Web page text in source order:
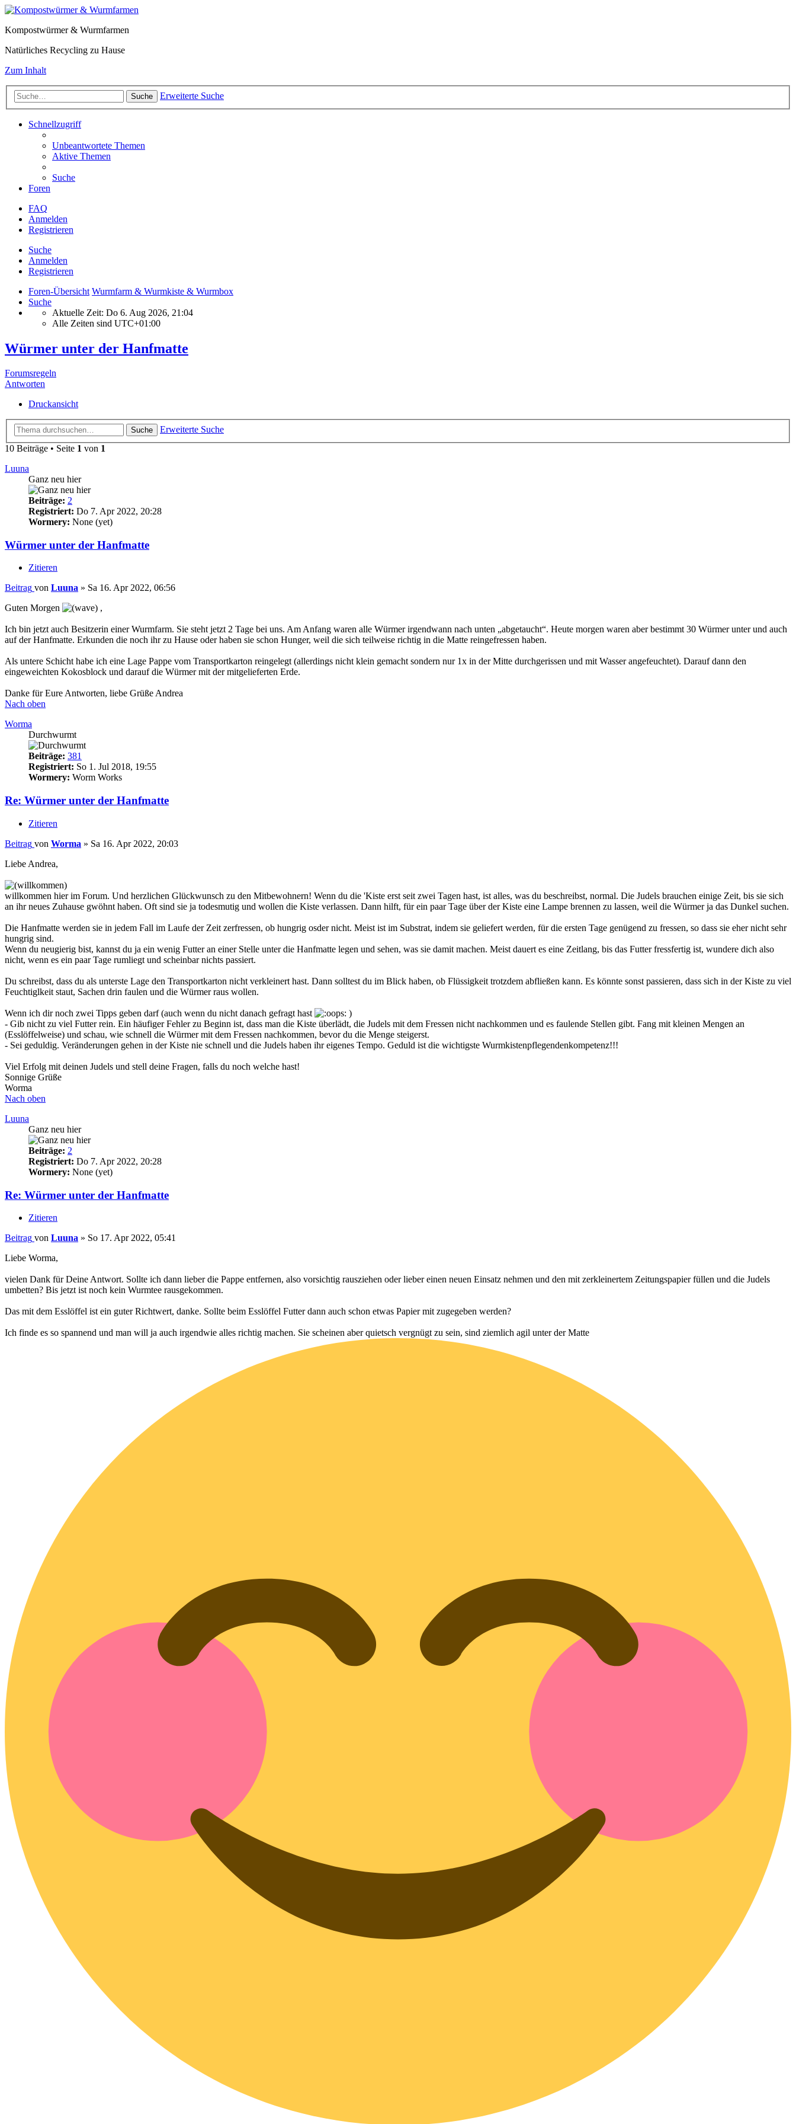
Kompostwürmer & Wurmfarmen
Natürliches Recycling zu Hause
Zum Inhalt
Suche Erweiterte Suche
Schnellzugriff
Unbeantwortete Themen
Aktive Themen
Suche
Foren
FAQ
Anmelden
Registrieren
Suche
Anmelden
Registrieren
Foren-Übersicht Wurmfarm & Wurmkiste & Wurmbox
Suche
Aktuelle Zeit: Do 6. Aug 2026, 21:04
Alle Zeiten sind UTC+01:00
Würmer unter der Hanfmatte
Forumsregeln
Antworten
Druckansicht
Suche
Erweiterte Suche
10 Beiträge • Seite 1 von 1
Luuna
Ganz neu hier
Beiträge: 2
Registriert: Do 7. Apr 2022, 20:28
Wormery: None (yet)
Würmer unter der Hanfmatte
Zitieren
Beitrag von Luuna » Sa 16. Apr 2022, 06:56
Guten Morgen
,
Ich bin jetzt auch Besitzerin einer Wurmfarm. Sie steht jetzt 2 Tage bei uns. Am Anfang waren alle Würmer irgendwann nach unten „abgetaucht“. Heute morgen waren aber bestimmt 30 Würmer unter und auch
auf der Hanfmatte. Erkunden die noch ihr zu Hause oder haben sie schon Hunger, weil die sich teilweise richtig in die Matte reingefressen haben.
Als untere Schicht habe ich eine Lage Pappe vom Transportkarton reingelegt (allerdings nicht klein gemacht sondern nur 1x in der Mitte durchgerissen und mit Wasser angefeuchtet). Darauf dann den
eingeweichten Kokosblock und darauf die Würmer mit der mitgelieferten Erde.
Danke für Eure Antworten, liebe Grüße Andrea
Nach oben
Worma
Durchwurmt
Beiträge: 381
Registriert: So 1. Jul 2018, 19:55
Wormery: Worm Works
Re: Würmer unter der Hanfmatte
Zitieren
Beitrag von Worma » Sa 16. Apr 2022, 20:03
Liebe Andrea,
willkommen hier im Forum. Und herzlichen Glückwunsch zu den Mitbewohnern! Wenn du die 'Kiste erst seit zwei Tagen hast, ist alles, was du beschreibst, normal. Die Judels brauchen einige Zeit, bis sie sich
an ihr neues Zuhause gwöhnt haben. Oft sind sie ja todesmutig und wollen die Kiste verlassen. Dann hilft, für ein paar Tage über der Kiste eine Lampe brennen zu lassen, weil die Würmer ja das Dunkel suchen.
Die Hanfmatte werden sie in jedem Fall im Laufe der Zeit zerfressen, ob hungrig osder nicht. Meist ist im Substrat, indem sie geliefert werden, für die ersten Tage genügend zu fressen, so dass sie eher nicht sehr
hungrig sind.
Wenn du neugierig bist, kannst du ja ein wenig Futter an einer Stelle unter die Hanfmatte legen und sehen, was sie damit machen. Meist dauert es eine Zeitlang, bis das Futter fressfertig ist, wundere dich also
nicht, wenn es ein paar Tage rumliegt und scheinbar nichts passiert.
Du schreibst, dass du als unterste Lage den Transportkarton nicht verkleinert hast. Dann solltest du im Blick haben, ob Flüssigkeit trotzdem abfließen kann. Es könnte sonst passieren, dass sich in der Kiste zu viel
Feuchtiglkeit staut, Sachen drin faulen und die Würmer raus wollen.
Wenn ich dir noch zwei Tipps geben darf (auch wenn du nicht danach gefragt hast
)
- Gib nicht zu viel Futter rein. Ein häufiger Fehler zu Beginn ist, dass man die Kiste überlädt, die Judels mit dem Fressen nicht nachkommen und es faulende Stellen gibt. Fang mit kleinen Mengen an
(Esslöffelweise) und schau, wie schnell die Würmer mit dem Fressen nachkommen, bevor du die Menge steigerst.
- Sei geduldig. Veränderungen gehen in der Kiste nie schnell und die Judels haben ihr eigenes Tempo. Geduld ist die wichtigste Wurmkistenpflegendenkompetenz!!!
Viel Erfolg mit deinen Judels und stell deine Fragen, falls du noch welche hast!
Sonnige Grüße
Worma
Nach oben
Luuna
Ganz neu hier
Beiträge: 2
Registriert: Do 7. Apr 2022, 20:28
Wormery: None (yet)
Re: Würmer unter der Hanfmatte
Zitieren
Beitrag von Luuna » So 17. Apr 2022, 05:41
Liebe Worma,
vielen Dank für Deine Antwort. Sollte ich dann lieber die Pappe entfernen, also vorsichtig rausziehen oder lieber einen neuen Einsatz nehmen und den mit zerkleinertem Zeitungspapier füllen und die Judels
umbetten? Bis jetzt ist noch kein Wurmtee rausgekommen.
Das mit dem Esslöffel ist ein guter Richtwert, danke. Sollte beim Esslöffel Futter dann auch schon etwas Papier mit zugegeben werden?
Ich finde es so spannend und man will ja auch irgendwie alles richtig machen. Sie scheinen aber quietsch vergnügt zu sein, sind ziemlich agil unter der Matte